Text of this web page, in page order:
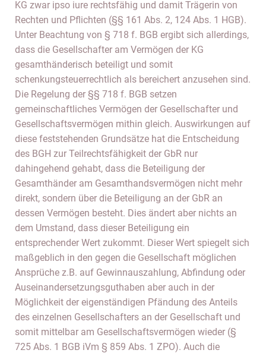
KG zwar ipso iure rechtsfähig und damit Trägerin von
Rechten und Pflichten (§§ 161 Abs. 2, 124 Abs. 1 HGB).
Unter Beachtung von § 718 f. BGB ergibt sich allerdings,
dass die Gesellschafter am Vermögen der KG
gesamthänderisch beteiligt und somit
schenkungsteuerrechtlich als bereichert anzusehen sind.
Die Regelung der §§ 718 f. BGB setzen
gemeinschaftliches Vermögen der Gesellschafter und
Gesellschaftsvermögen mithin gleich. Auswirkungen auf
diese feststehenden Grundsätze hat die Entscheidung
des BGH zur Teilrechtsfähigkeit der GbR nur
dahingehend gehabt, dass die Beteiligung der
Gesamthänder am Gesamthandsvermögen nicht mehr
direkt, sondern über die Beteiligung an der GbR an
dessen Vermögen besteht. Dies ändert aber nichts an
dem Umstand, dass dieser Beteiligung ein
entsprechender Wert zukommt. Dieser Wert spiegelt sich
maßgeblich in den gegen die Gesellschaft möglichen
Ansprüche z.B. auf Gewinnauszahlung, Abfindung oder
Auseinandersetzungsguthaben aber auch in der
Möglichkeit der eigenständigen Pfändung des Anteils
des einzelnen Gesellschafters an der Gesellschaft und
somit mittelbar am Gesellschaftsvermögen wieder (§
725 Abs. 1 BGB iVm § 859 Abs. 1 ZPO). Auch die